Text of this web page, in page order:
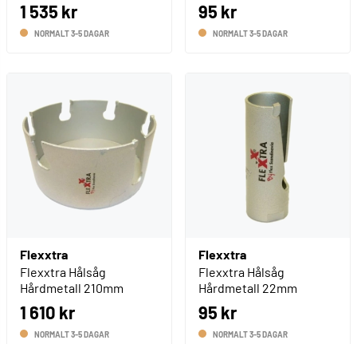
1 535 kr
NORMALT 3-5 DAGAR
95 kr
NORMALT 3-5 DAGAR
Flexxtra
Flexxtra Hålsåg
Hårdmetall 210mm
1 610 kr
NORMALT 3-5 DAGAR
Flexxtra
Flexxtra Hålsåg
Hårdmetall 22mm
95 kr
NORMALT 3-5 DAGAR